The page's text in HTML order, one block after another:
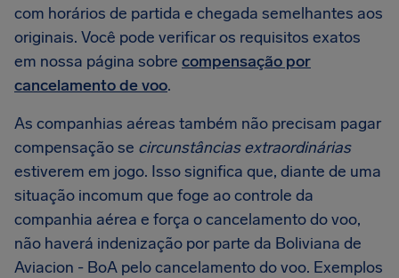
com horários de partida e chegada semelhantes aos
originais. Você pode verificar os requisitos exatos
em nossa página sobre compensação por
cancelamento de voo.
As companhias aéreas também não precisam pagar
compensação se circunstâncias extraordinárias
estiverem em jogo. Isso significa que, diante de uma
situação incomum que foge ao controle da
companhia aérea e força o cancelamento do voo,
não haverá indenização por parte da Boliviana de
Aviacion - BoA pelo cancelamento do voo. Exemplos